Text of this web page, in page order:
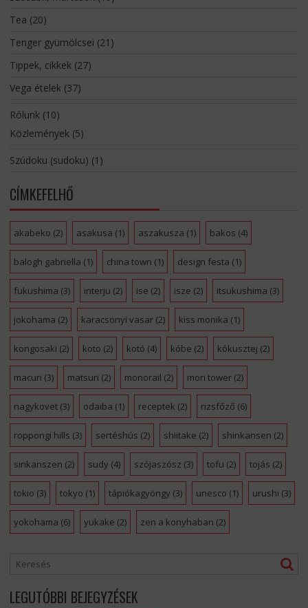
Tea (20)
Tenger gyümölcsei (21)
Tippek, cikkek(27)
Vega ételek(37)
Rólunk(10)
Közlemények(5)
Szúdoku (sudoku) (1)
CÍMKEFELHŐ
akabeko (2) asakusa (1) aszakusza (1) bakos (4)
balogh gabriella (1) china town (1) design festa (1)
fukushima (3) interju (2) ise (2) isze (2) itsukushima (3)
jokohama (2) karacsonyi vasar(2) kiss monika (1)
kongosaki (2) koto (2) kotó (4) kóbe (2) kókusztej (2)
macuri (3) matsuri (2) monorail (2) mori tower(2)
nagykovet(3) odaiba (1) receptek (2) rizsfőző (6)
roppongi hills (3) sertéshús (2) shiitake (2) shinkansen (2)
sinkanszen (2) sudy (4) szójaszósz (3) tofu (2) tojás (2)
tokio (3) tokyo (1) tápiókagyöngy (3) unesco (1) urushi (3)
yokohama (6) yukake (2) zen a konyhaban (2)
LEGUTÓBBI BEJEGYZÉSEK